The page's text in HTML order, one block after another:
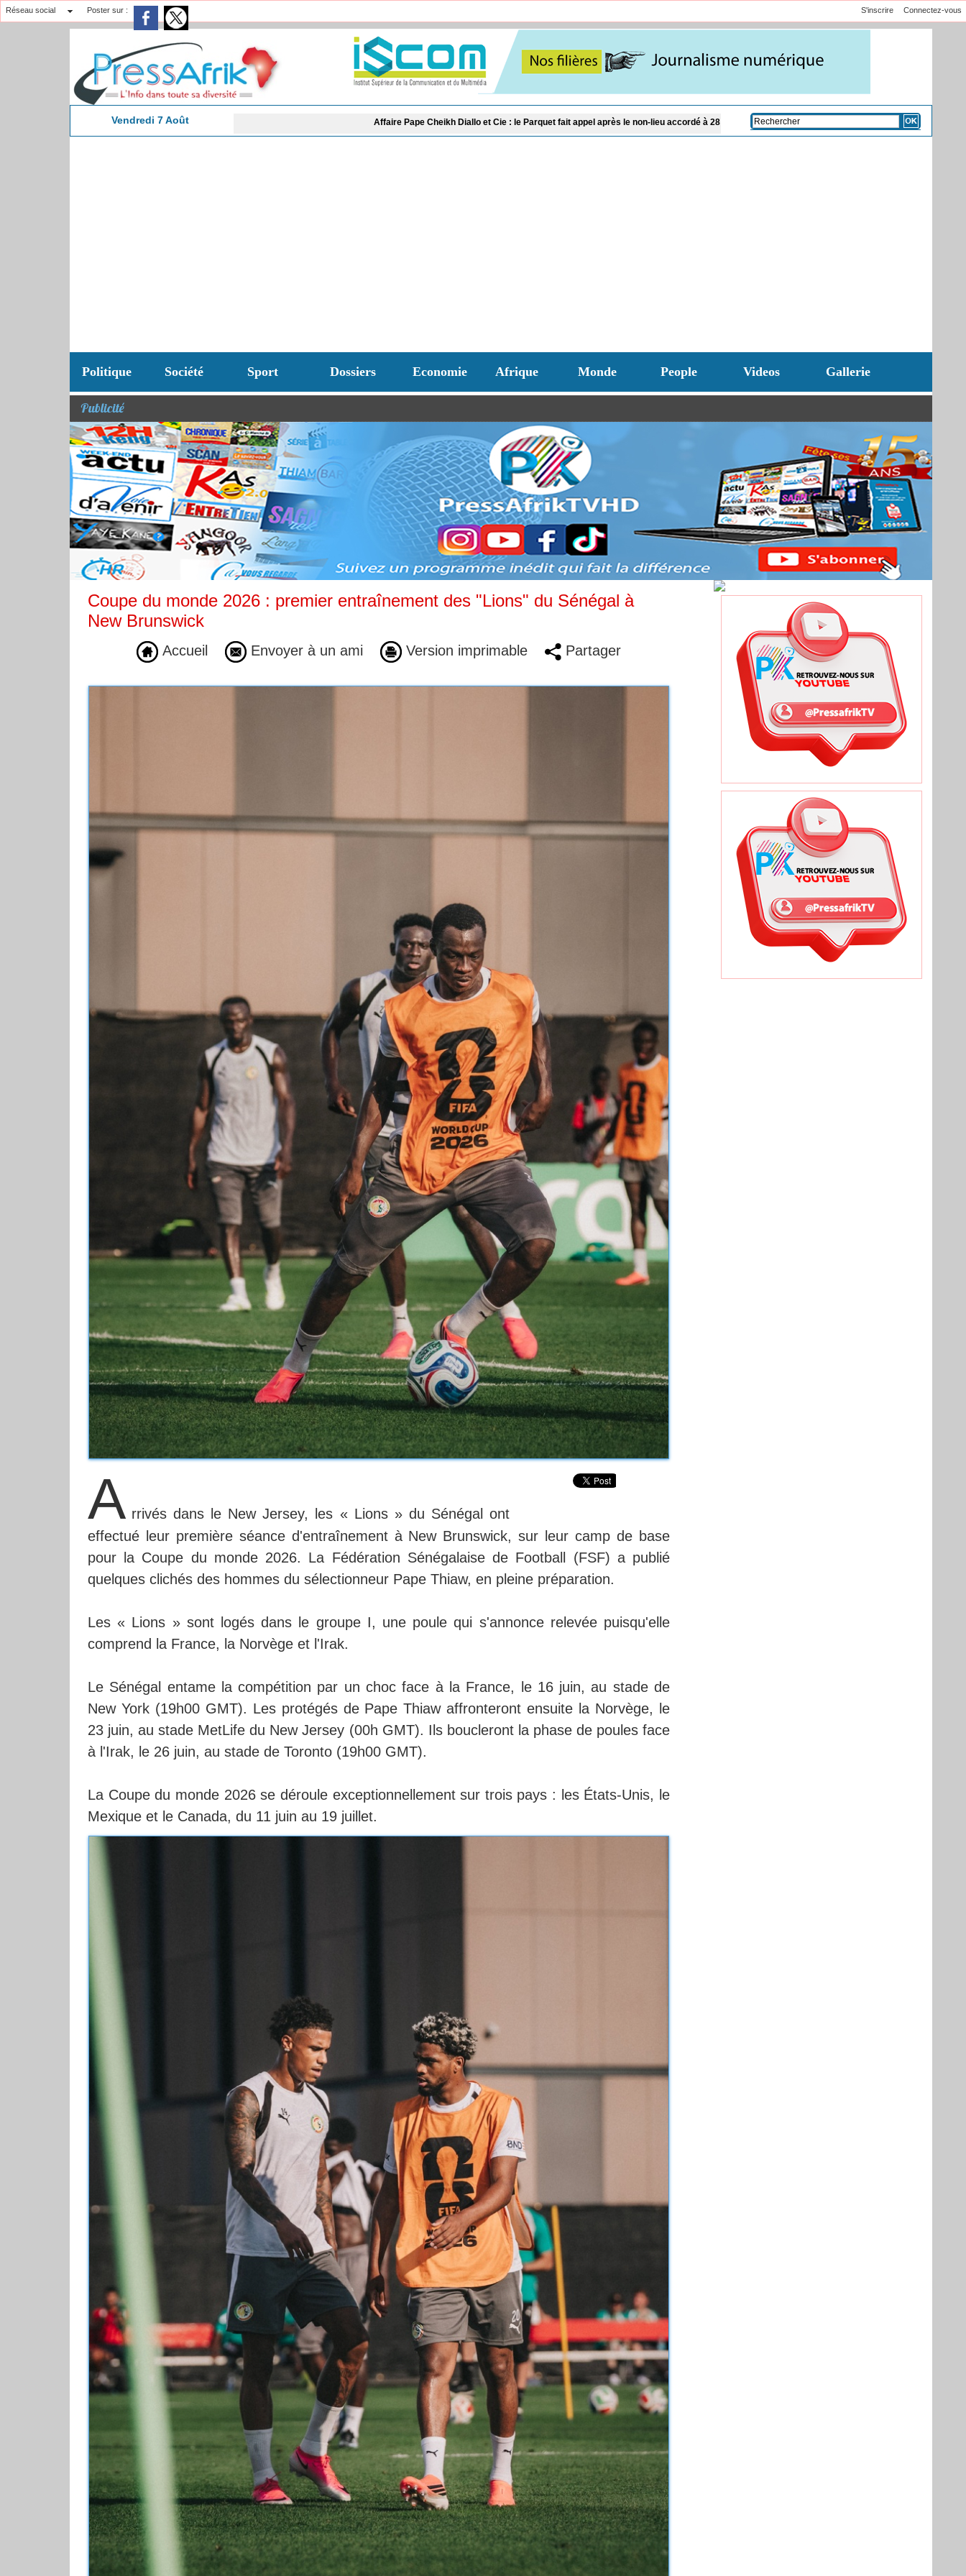
Réseau social Poster sur : Connectez-vous
S'inscrire
Vendredi 7 Août Affaire Pape Cheikh Diallo et Cie : le Parquet fait appel après le non-lieu accordé à 28 inculpés Équipements médicaux : un véhicule de 340 millions FCFA pour dépanner les
Politique Société Sport Dossiers Economie Afrique Monde People Videos Gallerie
Publicité
Coupe du monde 2026 : premier entraînement des "Lions" du Sénégal à
New Brunswick
Accueil Envoyer à un ami Version imprimable Partager
A rrivés dans le New Jersey, les « Lions » du Sénégal ont
effectué leur première séance d'entraînement à New Brunswick, sur leur camp de base
pour la Coupe du monde 2026. La Fédération Sénégalaise de Football (FSF) a publié
quelques clichés des hommes du sélectionneur Pape Thiaw, en pleine préparation.
Les « Lions » sont logés dans le groupe I, une poule qui s'annonce relevée puisqu'elle
comprend la France, la Norvège et l'Irak.
Le Sénégal entame la compétition par un choc face à la France, le 16 juin, au stade de
New York (19h00 GMT). Les protégés de Pape Thiaw affronteront ensuite la Norvège, le
23 juin, au stade MetLife du New Jersey (00h GMT). Ils boucleront la phase de poules face
à l'Irak, le 26 juin, au stade de Toronto (19h00 GMT).
La Coupe du monde 2026 se déroule exceptionnellement sur trois pays : les États-Unis, le
Mexique et le Canada, du 11 juin au 19 juillet.